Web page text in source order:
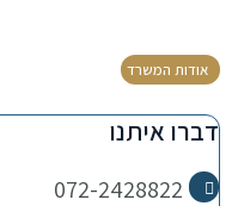
אודות המשרד
דברו איתנו
072-2428822